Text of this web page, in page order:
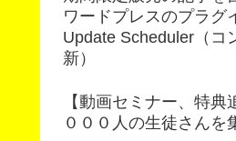
ワードプレスのプラグ
Update Scheduler（コ
新）
【動画セミナー、特典
０００人の生徒さんを